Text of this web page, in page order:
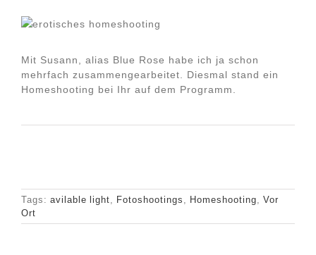
Mit Susann, alias Blue Rose habe ich ja schon
mehrfach zusammengearbeitet. Diesmal stand ein
Homeshooting bei Ihr auf dem Programm.
Tags: avilable light, Fotoshootings, Homeshooting, Vor
Ort